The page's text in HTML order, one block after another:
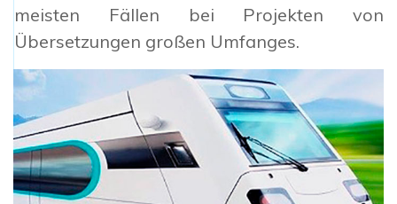
meisten Fällen bei Projekten von
Übersetzungen großen Umfanges.